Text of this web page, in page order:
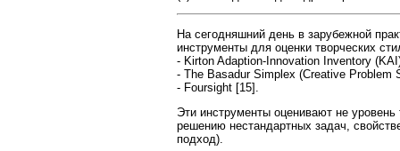
На сегодняшний день в зарубежной
инструменты для оценки творческих
- Kirton Adaption-Innovation Inventory
- The Basadur Simplex (Creative Problem
- Foursight [15].
Эти инструменты оценивают не
решению нестандартных задач,
подход).